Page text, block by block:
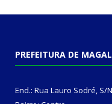
PREFEITURA DE
End.: Rua Lauro Sodré, S/N